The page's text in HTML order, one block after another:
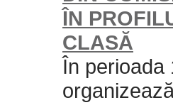
ÎN
CLASĂ
În perioada